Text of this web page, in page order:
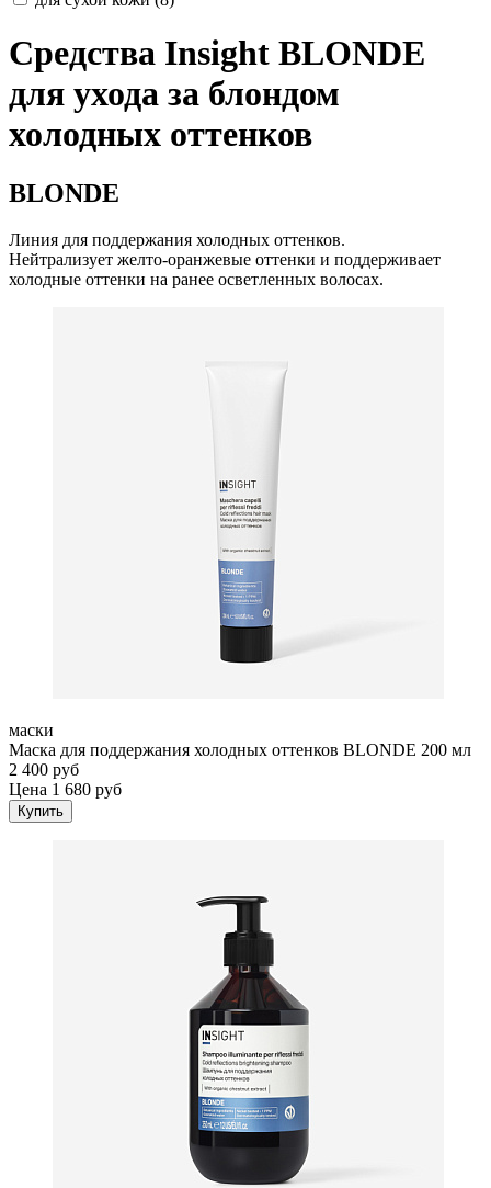
Средства Insight BLONDE
для ухода за блондом
холодных оттенков
BLONDE
Линия для поддержания холодных оттенков.
Нейтрализует желто-оранжевые оттенки и поддерживает
холодные оттенки на ранее осветленных волосах.
маски
Маска для поддержания холодных оттенков BLONDE 200 мл
2 400 руб
Цена 1 680 руб
Купить